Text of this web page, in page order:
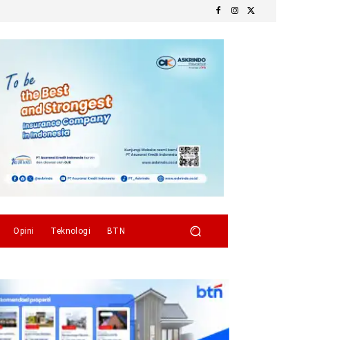
Opini Teknologi BTN